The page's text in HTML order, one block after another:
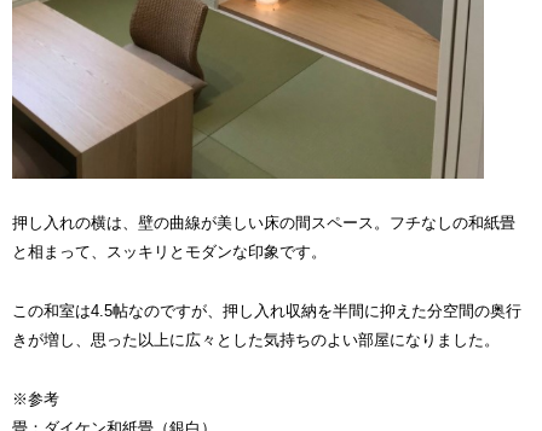
押し入れの横は、壁の曲線が美しい床の間スペース。フチなしの和紙畳
と相まって、スッキリとモダンな印象です。
この和室は4.5帖なのですが、押し入れ収納を半間に抑えた分空間の奥行
きが増し、思った以上に広々とした気持ちのよい部屋になりました。
※参考